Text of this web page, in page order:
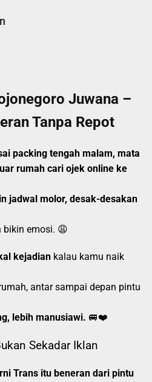
Juwana –
Tanpa Repot
packing tengah malam, mata
rumah cari ojek online ke
jadwal molor, desak-desakan
bikin emosi. 😩
kejadian kalau kamu naik
antar sampai depan pintu
lebih manusiawi. 🚐❤️
Sekadar Iklan
Trans itu beneran dari pintu